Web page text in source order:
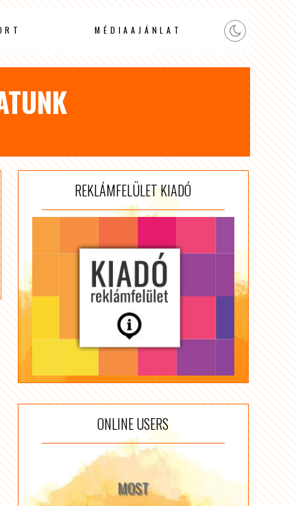
MÉDIAAJÁNLAT
REKLÁMFELÜLET KIADÓ
ONLINE USERS
MOST